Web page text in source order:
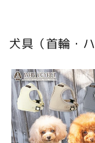
犬具（首輪・